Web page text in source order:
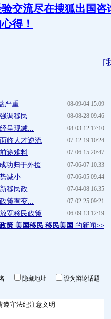
交流尽在搜狐出国咨
得！
[
08-09-04 15:09
严重
08-08-28 09:46
调移民...
08-03-12 17:10
呈现减...
07-12-19 10:24
临人才逆流
07-06-15 20:47
途难料
07-06-07 10:33
功归于外援
07-06-05 09:44
减小
07-04-08 16:35
移民政...
07-02-25 09:21
策有变...
06-09-13 12:19
宽移民政策
策 美国移民 移民美国 的新闻>>
隐藏地址
设为辩论话题